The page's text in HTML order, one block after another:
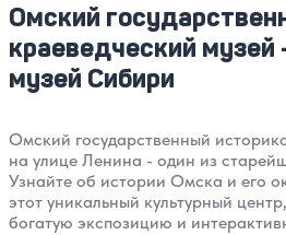
Омский
краеведческий музей
музей Сибири
Омский государственный
на улице Ленина - один из
Узнайте об истории Омска и его
этот уникальный культурный
богатую экспозицию и